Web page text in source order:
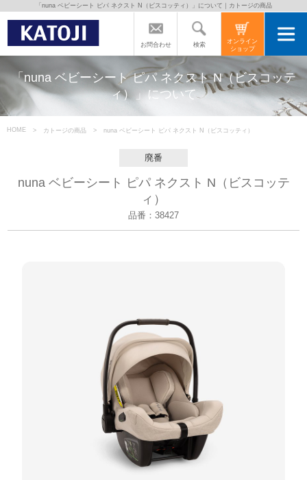
トップページ
カトージの商品
商品をご愛用の方へ
よくあるご質問
お問い合わせ
お知らせ
チャイルドシートユーザー登録
ママコラボ
お問合わせ 検索
オンライン
ショップ
「nuna ベビーシート ピパ ネクスト N（ビスコッティ）」について｜カトージの商品
「nuna ベビーシート ピパ ネクスト N（ビスコッテ
ィ）」について
HOME カトージの商品 nuna ベビーシート ピパ ネクスト N（ビスコッティ）
廃番
nuna ベビーシート ピパ ネクスト N（ビスコッテ
ィ）
品番：38427